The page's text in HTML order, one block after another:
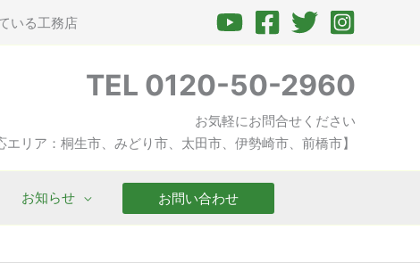
いる工務店
TEL 0120-50-2960
お気軽にお問合せください
エリア：桐生市、みどり市、太田市、伊勢崎市、前橋市】
お知らせ お問い合わせ